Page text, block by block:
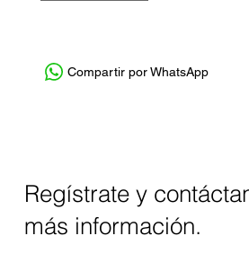
Compartir por WhatsApp
Regístrate y
más información.